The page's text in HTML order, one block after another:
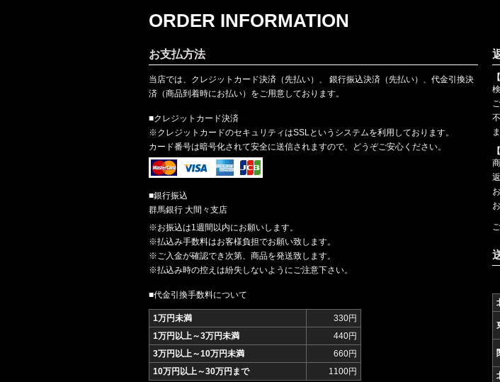
ORDER INFORMATION
お支払方法
当店では、クレジットカード決済（先払い）、 銀行振込決済（先払い）、代金引換決
済（商品到着時にお払い）をご用意しております。
■クレジットカード決済
※クレジットカードのセキュリティはSSLというシステムを利用しております。
カード番号は暗号化されて安全に送信されますので、どうぞご安心ください。
■銀行振込
群馬銀行 大間々支店
※お振込は1週間以内にお願いします。
※払込み手数料はお客様負担でお願い致します。
※ご入金が確認でき次第、商品を発送致します。
※払込み時の控えは紛失しないようにご注意下さい。
■代金引換手数料について
1万円未満
330円
1万円以上～3万円未満
440円
3万円以上～10万円未満
660円
10万円以上～30万円まで
1100円